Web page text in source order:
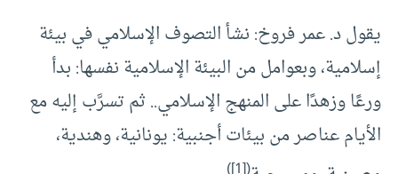
يقول د. عمر فروخ: نشأ التصوف الإسلامي في بيئة
إسلامية، وبعوامل من البيئة الإسلامية نفسها: بدأ
ورعًا وزهدًا على المنهج الإسلامي.. ثم تسرَّب إليه مع
الأيام عناصر من بيئات أجنبية: يونانية، وهندية،